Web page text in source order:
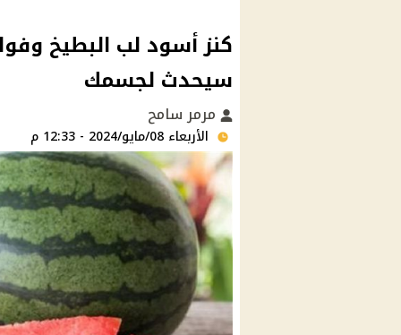
كنز أسود لب البطيخ
سيحدث لجسمك
مرمر سامح
الأربعاء 08/مايو/2024 - 12:33 م